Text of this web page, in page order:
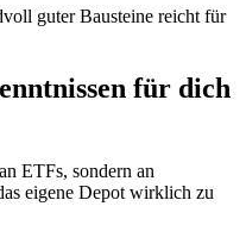
guter Bausteine reicht für
für dich
ETFs, sondern an
eigene Depot wirklich zu